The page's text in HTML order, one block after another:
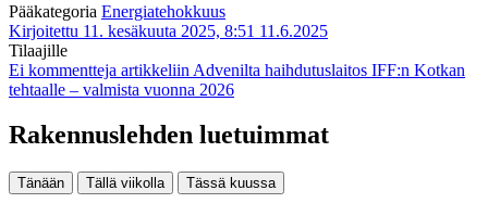
Pääkategoria Energiatehokkuus
Kirjoitettu 11. kesäkuuta 2025, 8:51 11.6.2025
Tilaajille
Ei kommentteja artikkeliin Advenilta haihdutuslaitos IFF:n Kotkan
tehtaalle – valmista vuonna 2026
Rakennuslehden luetuimmat
Tänään Tällä viikolla Tässä kuussa